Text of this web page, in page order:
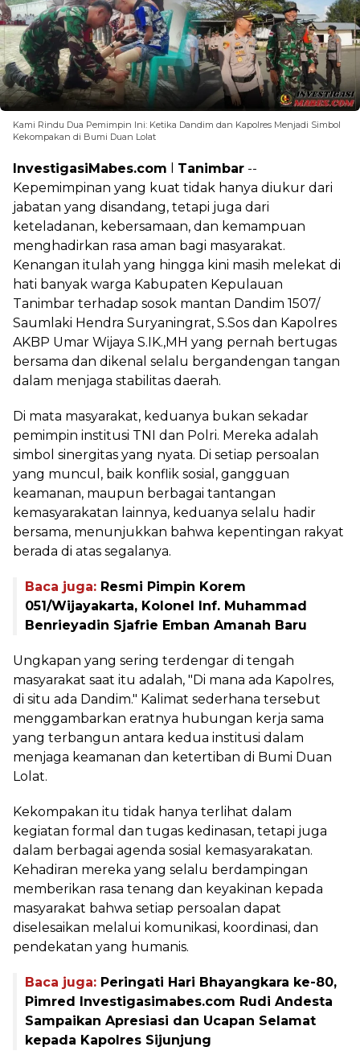
Kami Rindu Dua Pemimpin Ini: Ketika Dandim dan Kapolres Menjadi Simbol
Kekompakan di Bumi Duan Lolat
InvestigasiMabes.com Tanimbar --
Kepemimpinan yang kuat tidak hanya diukur dari
jabatan yang disandang, tetapi juga dari
keteladanan, kebersamaan, dan kemampuan
menghadirkan rasa aman bagi masyarakat.
Kenangan itulah yang hingga kini masih melekat di
hati banyak warga Kabupaten Kepulauan
Tanimbar terhadap sosok mantan Dandim 1507/
Saumlaki Hendra Suryaningrat, S.Sos dan Kapolres
AKBP Umar Wijaya S.IK.,MH yang pernah bertugas
bersama dan dikenal selalu bergandengan tangan
dalam menjaga stabilitas daerah.
Di mata masyarakat, keduanya bukan sekadar
pemimpin institusi TNI dan Polri. Mereka adalah
simbol sinergitas yang nyata. Di setiap persoalan
yang muncul, baik konflik sosial, gangguan
keamanan, maupun berbagai tantangan
kemasyarakatan lainnya, keduanya selalu hadir
bersama, menunjukkan bahwa kepentingan rakyat
berada di atas segalanya.
Baca juga: Resmi Pimpin Korem
051/Wijayakarta, Kolonel Inf. Muhammad
Benrieyadin Sjafrie Emban Amanah Baru
Ungkapan yang sering terdengar di tengah
masyarakat saat itu adalah, "Di mana ada Kapolres,
di situ ada Dandim." Kalimat sederhana tersebut
menggambarkan eratnya hubungan kerja sama
yang terbangun antara kedua institusi dalam
menjaga keamanan dan ketertiban di Bumi Duan
Lolat.
Kekompakan itu tidak hanya terlihat dalam
kegiatan formal dan tugas kedinasan, tetapi juga
dalam berbagai agenda sosial kemasyarakatan.
Kehadiran mereka yang selalu berdampingan
memberikan rasa tenang dan keyakinan kepada
masyarakat bahwa setiap persoalan dapat
diselesaikan melalui komunikasi, koordinasi, dan
pendekatan yang humanis.
Baca juga: Peringati Hari Bhayangkara ke-80,
Pimred Investigasimabes.com Rudi Andesta
Sampaikan Apresiasi dan Ucapan Selamat
kepada Kapolres Sijunjung